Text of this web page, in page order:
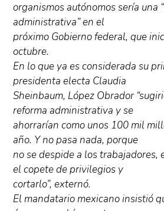
organismos autónomos sería una
administrativa” en el
próximo Gobierno federal, que
octubre.
En lo que ya es considerada su
presidenta electa Claudia
Sheinbaum, López Obrador
reforma administrativa y se
ahorrarían como unos 100 mil
año. Y no pasa nada, porque
no se despide a los trabajadores,
el copete de privilegios y
cortarlo”, externó.
El mandatario mexicano insistió